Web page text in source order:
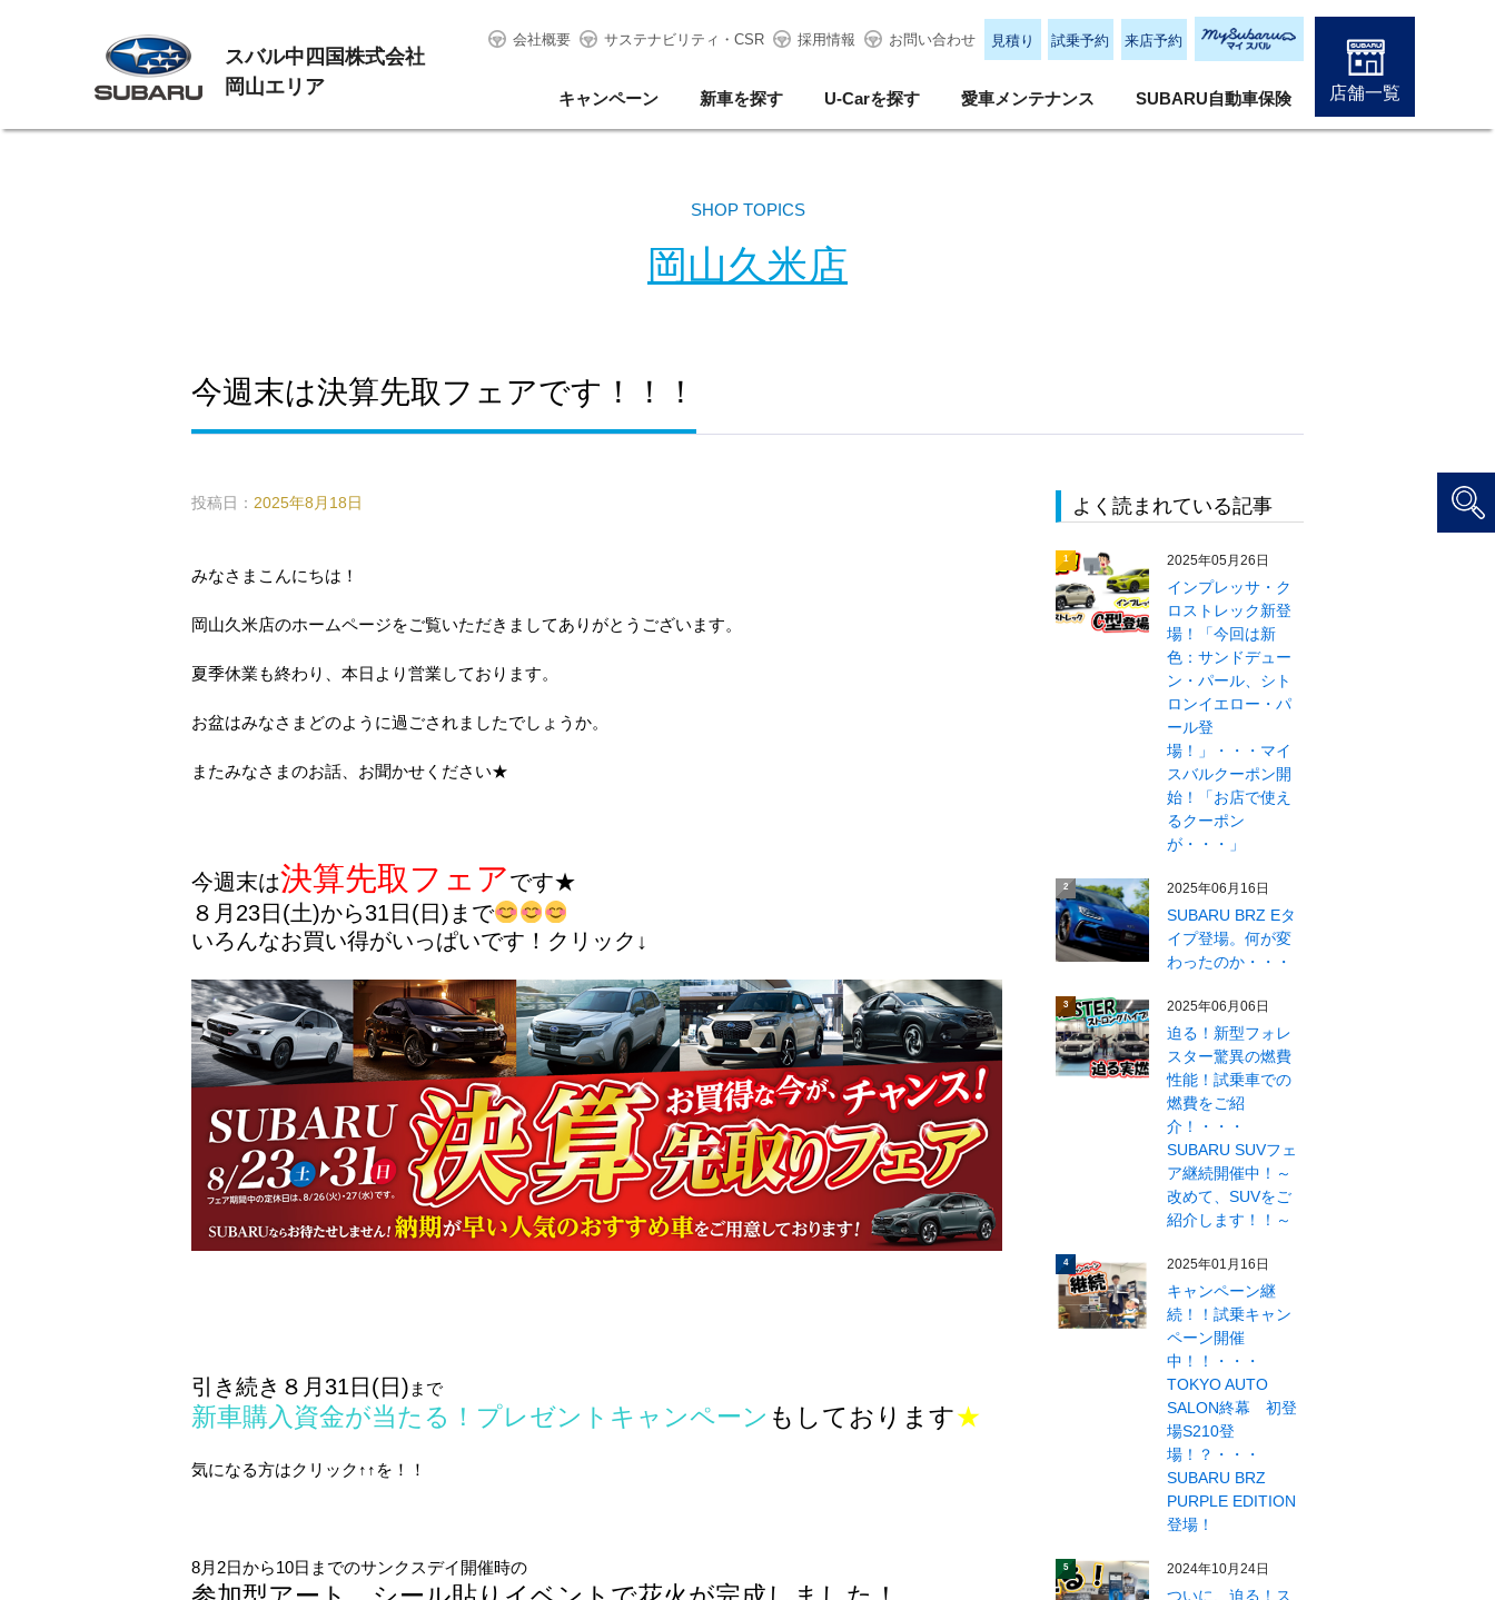
スバル中四国株式会社
岡山エリア
会社概要 サステナビリティ・CSR 採用情報 お問い合わせ 見積り 試乗予約 来店予約
キャンペーン 新車を探す U-Carを探す 愛車メンテナンス SUBARU自動車保険 店舗一覧
SHOP TOPICS
岡山久米店
今週末は決算先取フェアです！！！
投稿日： 2025年8月18日
みなさまこんにちは！
岡山久米店のホームページをご覧いただきましてありがとうございます。
夏季休業も終わり、本日より営業しております。
お盆はみなさまどのように過ごされましたでしょうか。
またみなさまのお話、お聞かせください★
今週末は決算先取フェアです★
８月23日(土)から31日(日)まで
いろんなお買い得がいっぱいです！クリック↓
引き続き８月31日(日) まで
新車購入資金が当たる！プレゼントキャンペーン もしております★
気になる方はクリック↑↑を！！
8月2日から10日までのサンクスデイ開催時の
よく読まれている記事
1 2025年05月26日
インプレッサ・ク
ロストレック新登
場！「今回は新
色：サンドデュー
ン・パール、シト
ロンイエロー・パ
ール登
場！」・・・マイ
スバルクーポン開
始！「お店で使え
るクーポン
が・・・」
2 2025年06月16日
SUBARU BRZ Eタ
イプ登場。何が変
わったのか・・・
3 2025年06月06日
迫る！新型フォレ
スター驚異の燃費
性能！試乗車での
燃費をご紹
介！・・・
SUBARU SUVフェ
ア継続開催中！～
改めて、SUVをご
紹介します！！～
4 2025年01月16日
キャンペーン継
続！！試乗キャン
ペーン開催
中！！・・・
TOKYO AUTO
SALON終幕 初登
場S210登
場！？・・・
SUBARU BRZ
PURPLE EDITION
登場！
5 2024年10月24日
ついに、迫る！ス